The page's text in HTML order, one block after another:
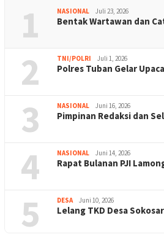
1 NASIONAL Juli 23, 2026
Bentak Wartawan dan
2 TNI/POLRI Juli 1, 2026
Polres Tuban Gelar
3 NASIONAL Juni 16, 2026
Pimpinan Redaksi dan
4 NASIONAL Juni 14, 2026
Rapat Bulanan PJI
5 DESA Juni 10, 2026
Lelang TKD Desa